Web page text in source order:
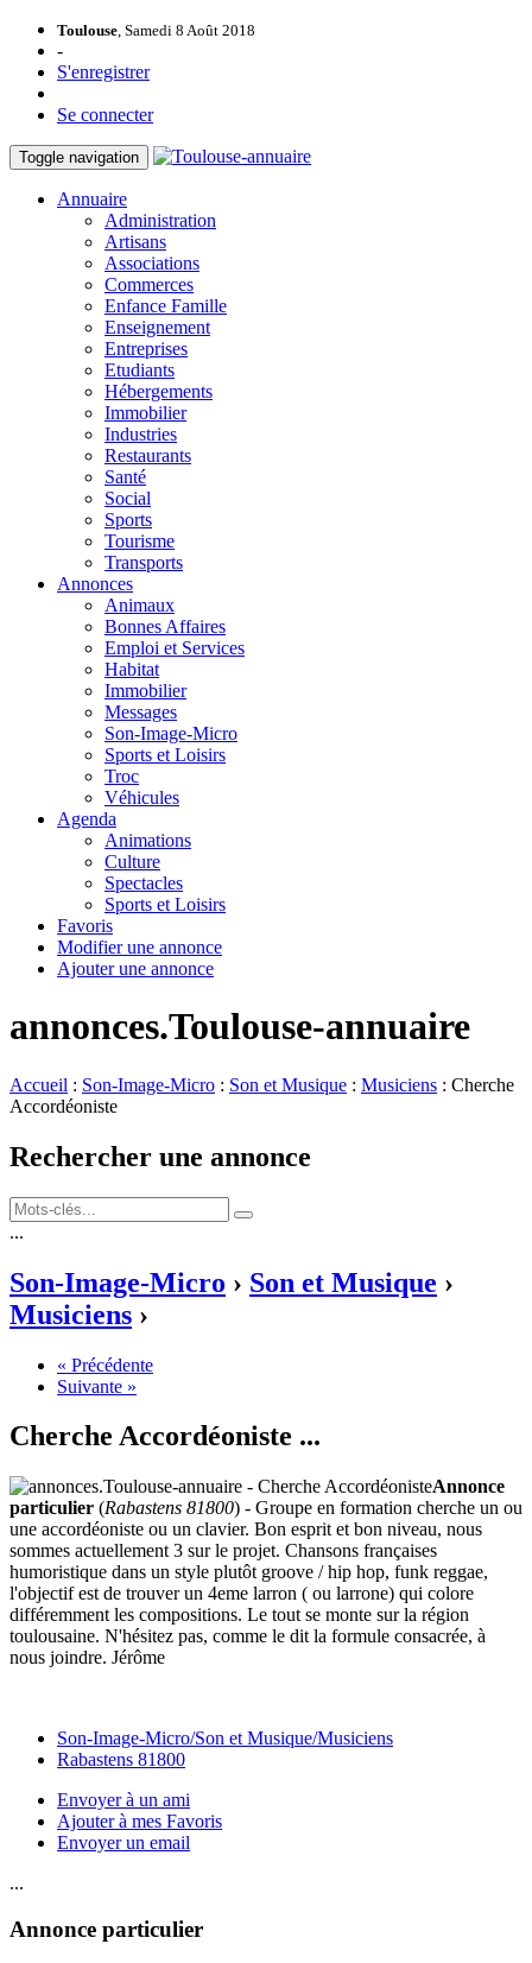
Toulouse, Samedi 8 Août 2018
-
S'enregistrer
Se connecter
Toggle navigation
Annuaire
Administration
Artisans
Associations
Commerces
Enfance Famille
Enseignement
Entreprises
Etudiants
Hébergements
Immobilier
Industries
Restaurants
Santé
Social
Sports
Tourisme
Transports
Annonces
Animaux
Bonnes Affaires
Emploi et Services
Habitat
Immobilier
Messages
Son-Image-Micro
Sports et Loisirs
Troc
Véhicules
Agenda
Animations
Culture
Spectacles
Sports et Loisirs
Favoris
Modifier une annonce
Ajouter une annonce
annonces.Toulouse-annuaire
Accueil : Son-Image-Micro : Son et Musique : Musiciens : Cherche
Accordéoniste
Rechercher une annonce
...
Son-Image-Micro › Son et Musique ›
Musiciens ›
« Précédente
Suivante »
Cherche Accordéoniste ...
Annonce
particulier (Rabastens 81800) - Groupe en formation cherche un ou
une accordéoniste ou un clavier. Bon esprit et bon niveau, nous
sommes actuellement 3 sur le projet. Chansons françaises
humoristique dans un style plutôt groove / hip hop, funk reggae,
l'objectif est de trouver un 4eme larron ( ou larrone) qui colore
différemment les compositions. Le tout se monte sur la région
toulousaine. N'hésitez pas, comme le dit la formule consacrée, à
nous joindre. Jérôme
Son-Image-Micro/Son et Musique/Musiciens
Rabastens 81800
Envoyer à un ami
Ajouter à mes Favoris
Envoyer un email
...
Annonce particulier